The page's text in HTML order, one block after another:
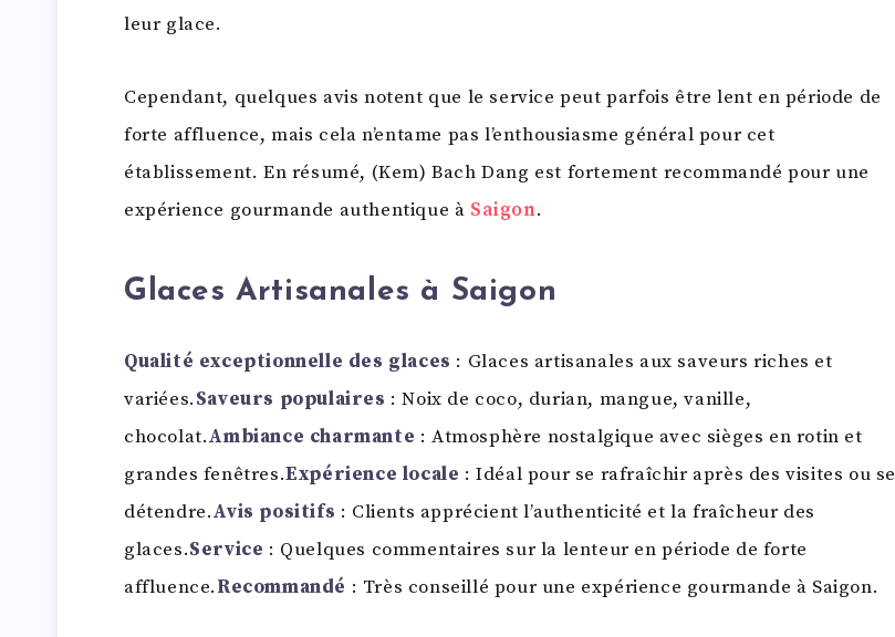
leur glace.
Cependant, quelques avis notent que le service peut parfois être lent en période de
forte affluence, mais cela n’entame pas l’enthousiasme général pour cet
établissement. En résumé, (Kem) Bach Dang est fortement recommandé pour une
expérience gourmande authentique à Saigon.
Glaces Artisanales à Saigon
Qualité exceptionnelle des glaces : Glaces artisanales aux saveurs riches et
variées.Saveurs populaires : Noix de coco, durian, mangue, vanille,
chocolat.Ambiance charmante : Atmosphère nostalgique avec sièges en rotin et
grandes fenêtres.Expérience locale : Idéal pour se rafraîchir après des visites ou se
détendre.Avis positifs : Clients apprécient l’authenticité et la fraîcheur des
glaces.Service : Quelques commentaires sur la lenteur en période de forte
affluence.Recommandé : Très conseillé pour une expérience gourmande à Saigon.